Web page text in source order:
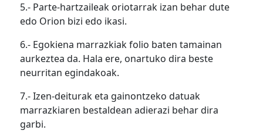
5.- Parte-hartzaileak oriotarrak izan behar dute
edo Orion bizi edo ikasi.
6.- Egokiena marrazkiak folio baten tamainan
aurkeztea da. Hala ere, onartuko dira beste
neurritan egindakoak.
7.- Izen-deiturak eta gainontzeko datuak
marrazkiaren bestaldean adierazi behar dira
garbi.